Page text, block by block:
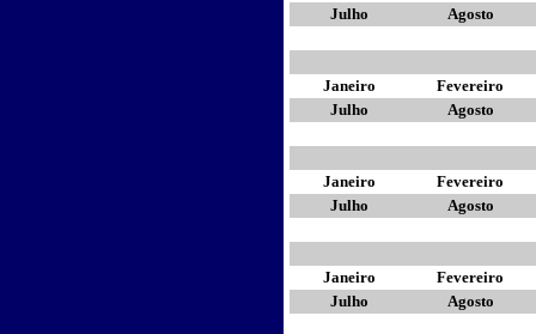
Julho
Agosto
Janeiro
Fevereiro
Julho
Agosto
Janeiro
Fevereiro
Julho
Agosto
Janeiro
Fevereiro
Julho
Agosto